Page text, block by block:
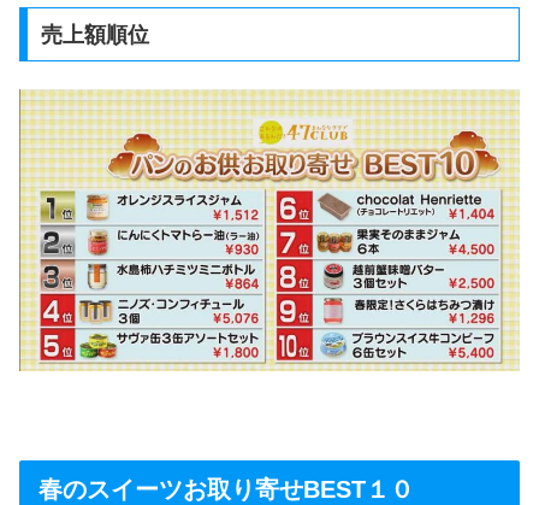
売上額順位
春のスイーツお取り寄せBEST１０